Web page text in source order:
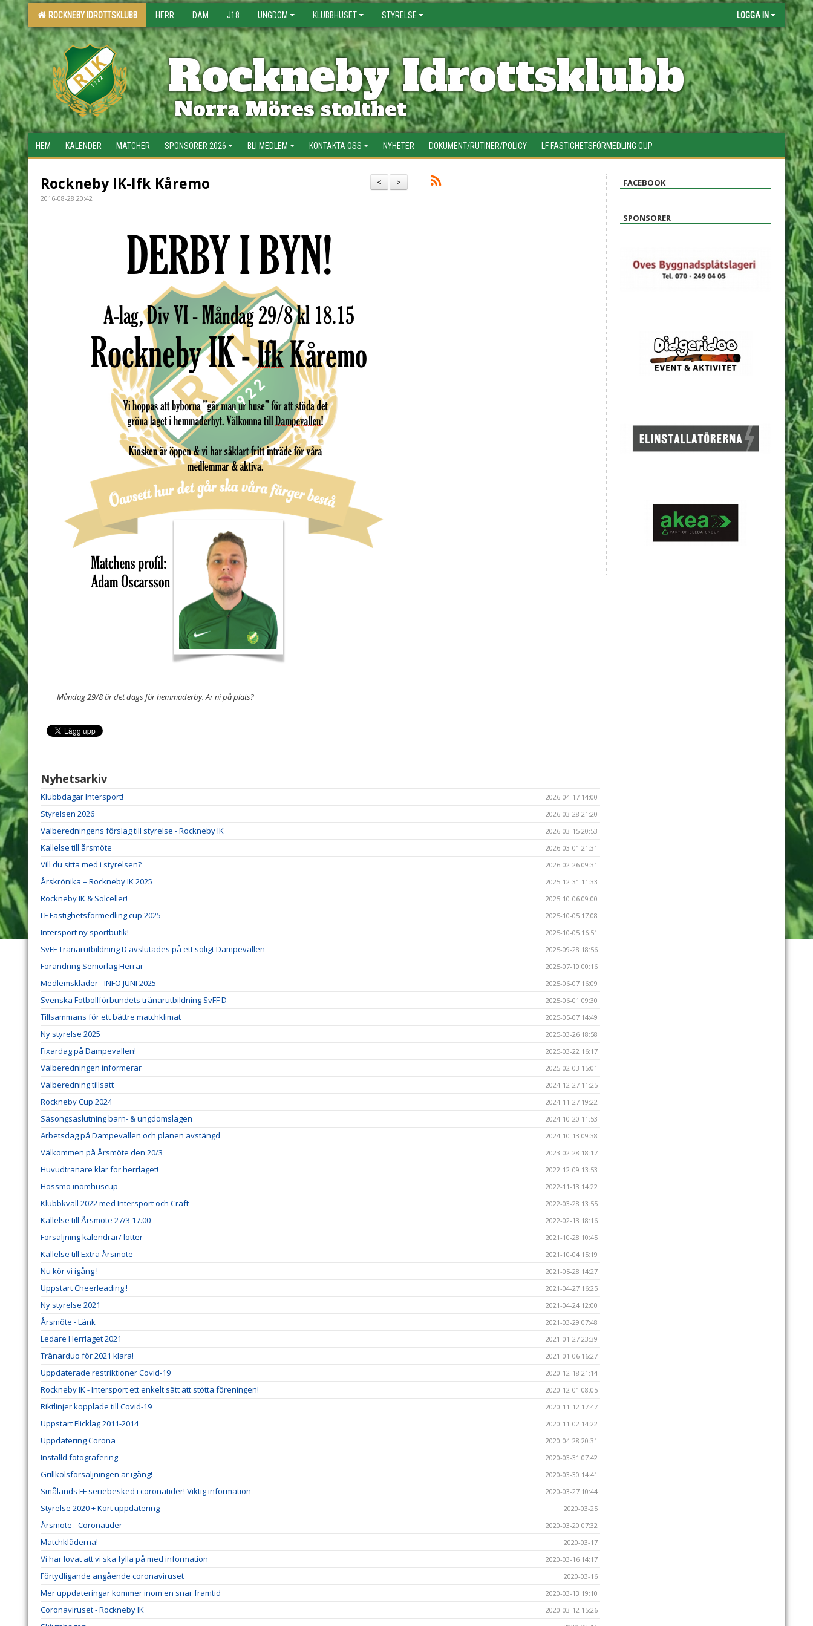
ROCKNEBY IDROTTSKLUBB HERR DAM J18 UNGDOM KLUBBHUSET STYRELSE LOGGA IN
Rockneby Idrottsklubb
Norra Möres stolthet
HEM KALENDER MATCHER SPONSORER 2026 BLI MEDLEM KONTAKTA OSS NYHETER DOKUMENT/RUTINER/POLICY LF FASTIGHETSFÖRMEDLING CUP
>
<
Rockneby IK-Ifk Kåremo
2016-08-28 20:42
Måndag 29/8 är det dags för hemmaderby. Är ni på plats?
Nyhetsarkiv
Klubbdagar Intersport! 2026-04-17 14:00
Styrelsen 2026 2026-03-28 21:20
Valberedningens förslag till styrelse - Rockneby IK 2026-03-15 20:53
Kallelse till årsmöte 2026-03-01 21:31
Vill du sitta med i styrelsen? 2026-02-26 09:31
Årskrönika – Rockneby IK 2025 2025-12-31 11:33
Rockneby IK & Solceller! 2025-10-06 09:00
LF Fastighetsförmedling cup 2025 2025-10-05 17:08
Intersport ny sportbutik! 2025-10-05 16:51
SvFF Tränarutbildning D avslutades på ett soligt Dampevallen 2025-09-28 18:56
Förändring Seniorlag Herrar 2025-07-10 00:16
Medlemskläder - INFO JUNI 2025 2025-06-07 16:09
Svenska Fotbollförbundets tränarutbildning SvFF D 2025-06-01 09:30
Tillsammans för ett bättre matchklimat 2025-05-07 14:49
Ny styrelse 2025 2025-03-26 18:58
Fixardag på Dampevallen! 2025-03-22 16:17
Valberedningen informerar 2025-02-03 15:01
Valberedning tillsatt 2024-12-27 11:25
Rockneby Cup 2024 2024-11-27 19:22
Säsongsaslutning barn- & ungdomslagen 2024-10-20 11:53
Arbetsdag på Dampevallen och planen avstängd 2024-10-13 09:38
Välkommen på Årsmöte den 20/3 2023-02-28 18:17
Huvudtränare klar för herrlaget! 2022-12-09 13:53
Hossmo inomhuscup 2022-11-13 14:22
Klubbkväll 2022 med Intersport och Craft 2022-03-28 13:55
Kallelse till Årsmöte 27/3 17.00 2022-02-13 18:16
Försäljning kalendrar/ lotter 2021-10-28 10:45
Kallelse till Extra Årsmöte 2021-10-04 15:19
Nu kör vi igång ! 2021-05-28 14:27
Uppstart Cheerleading ! 2021-04-27 16:25
Ny styrelse 2021 2021-04-24 12:00
Årsmöte - Länk 2021-03-29 07:48
Ledare Herrlaget 2021 2021-01-27 23:39
Tränarduo för 2021 klara! 2021-01-06 16:27
Uppdaterade restriktioner Covid-19 2020-12-18 21:14
Rockneby IK - Intersport ett enkelt sätt att stötta föreningen! 2020-12-01 08:05
Riktlinjer kopplade till Covid-19 2020-11-12 17:47
Uppstart Flicklag 2011-2014 2020-11-02 14:22
Uppdatering Corona 2020-04-28 20:31
Inställd fotografering 2020-03-31 07:42
Grillkolsförsäljningen är igång! 2020-03-30 14:41
Smålands FF seriebesked i coronatider! Viktig information 2020-03-27 10:44
Styrelse 2020 + Kort uppdatering 2020-03-25
Årsmöte - Coronatider 2020-03-20 07:32
Matchkläderna! 2020-03-17
Vi har lovat att vi ska fylla på med information 2020-03-16 14:17
Förtydligande angående coronaviruset 2020-03-16
Mer uppdateringar kommer inom en snar framtid 2020-03-13 19:10
Coronaviruset - Rockneby IK 2020-03-12 15:26
FACEBOOK
SPONSORER